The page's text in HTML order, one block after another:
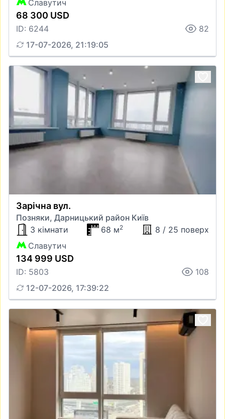
Славутич
68 300 USD
ID: 6244
82
17-07-2026, 21:19:05
Зарічна вул.
Позняки, Дарницький район Київ
3 кімнати
68 м2
8 / 25 поверх
Славутич
134 999 USD
ID: 5803
108
12-07-2026, 17:39:22